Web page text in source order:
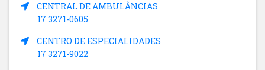
CENTRAL DE AMBULÂNCIAS
17 3271-0605
CENTRO DE ESPECIALIDADES
17 3271-9022